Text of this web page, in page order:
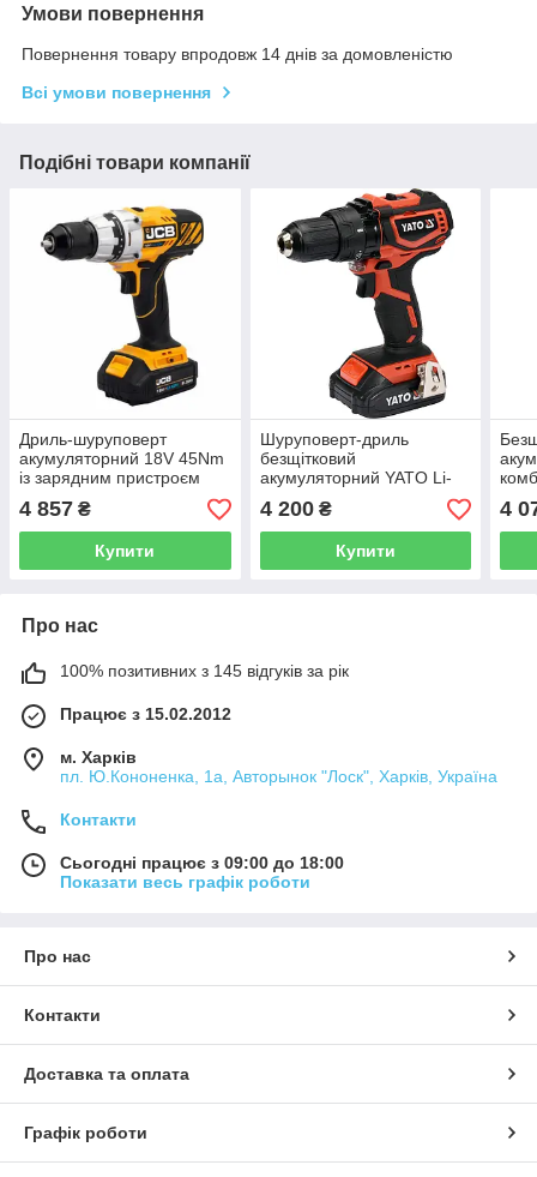
Умови повернення
Повернення товару впродовж 14 днів за домовленістю
Всі умови повернення
Подібні товари компанії
Дриль-шуруповерт
акумуляторний 18V 45Nm
із зарядним пристроєм
2.4A та акумулятором
2.0AH JCB-18DD-2X-E
4 857 ₴
Купити
Шуруповерт-дриль
безщітковий
акумуляторний YATO Li-
Ion 18 2 Ач 42 Нм YT-
82794
4 200₴
Купити
4
Про нас
100% позитивних з 145 відгуків за рік
Працює з 15.02.2012
м. Харків
пл. Ю.Кононенка, 1а, Авторынок "Лоск", Харків, Україна
Контакти
Сьогодні працює з 09:00 до 18:00
Показати весь графік роботи
Про нас
Контакти
Доставка та оплата
Графік роботи